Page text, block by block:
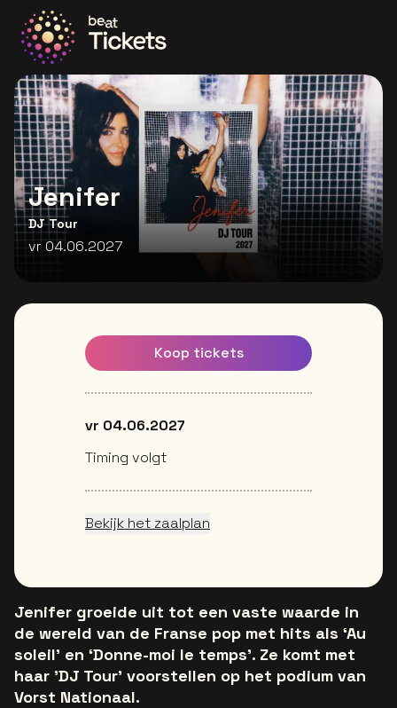
Ga naar de homepage
Jenifer
DJ Tour
vr 04.06.2027
Jenifer groeide uit tot een vaste waarde in
de wereld van de Franse pop met hits als ‘Au
soleil’ en ‘Donne-moi le temps’. Ze komt met
haar 'DJ Tour' voorstellen op het podium van
Vorst Nationaal.
Koop tickets
vr 04.06.2027
Timing volgt
Bekijk het zaalplan